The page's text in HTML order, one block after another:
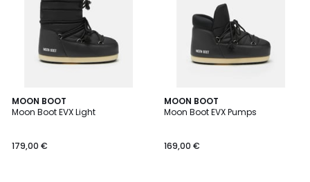
MOON BOOT
Moon Boot EVX Light
179,00 €
MOON BOOT
Moon Boot EVX Pumps
169,00 €